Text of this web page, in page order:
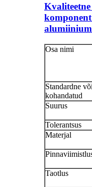
Osa nimi
Standardne või
kohandatud
Suurus
Tolerantsus
Materjal
Taotlus